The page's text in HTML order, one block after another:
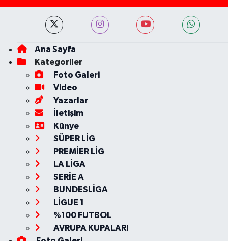
Ana Sayfa
Kategoriler
Foto Galeri
Video
Yazarlar
İletişim
Künye
SÜPER LİG
PREMİER LİG
LA LİGA
SERİE A
BUNDESLİGA
LİGUE 1
%100 FUTBOL
AVRUPA KUPALARI